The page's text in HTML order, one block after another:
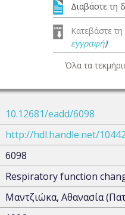
Διαβάστε τη
Κατεβάστε
εγγραφή)
Όλα τα
10.12681/eadd/6098
http://hdl.handle.net/
6098
Respiratory function
Μαντζιώκα, Αθανασία